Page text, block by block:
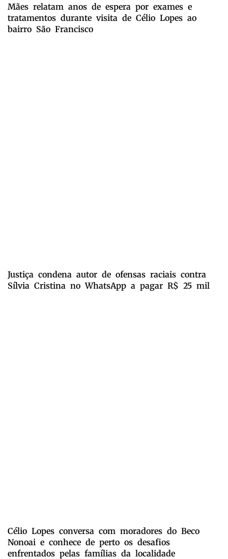
Mães relatam anos de espera por exames e
tratamentos durante visita de Célio Lopes ao
bairro São Francisco
Justiça condena autor de ofensas raciais contra
Sílvia Cristina no WhatsApp a pagar R$ 25 mil
Célio Lopes conversa com moradores do Beco
Nonoai e conhece de perto os desafios
enfrentados pelas famílias da localidade